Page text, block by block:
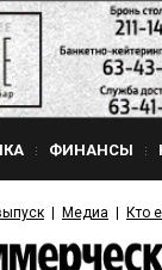
ФИНАНСЫ
Медиа Кто